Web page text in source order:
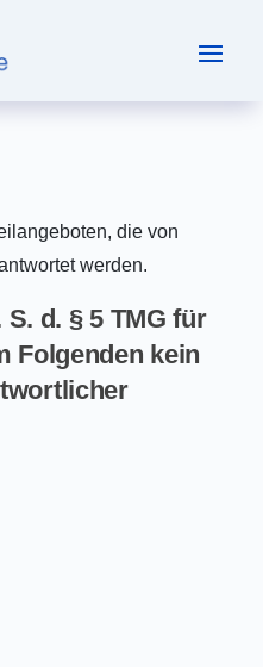
die von
werden.
d. § 5 TMG für
Folgenden kein